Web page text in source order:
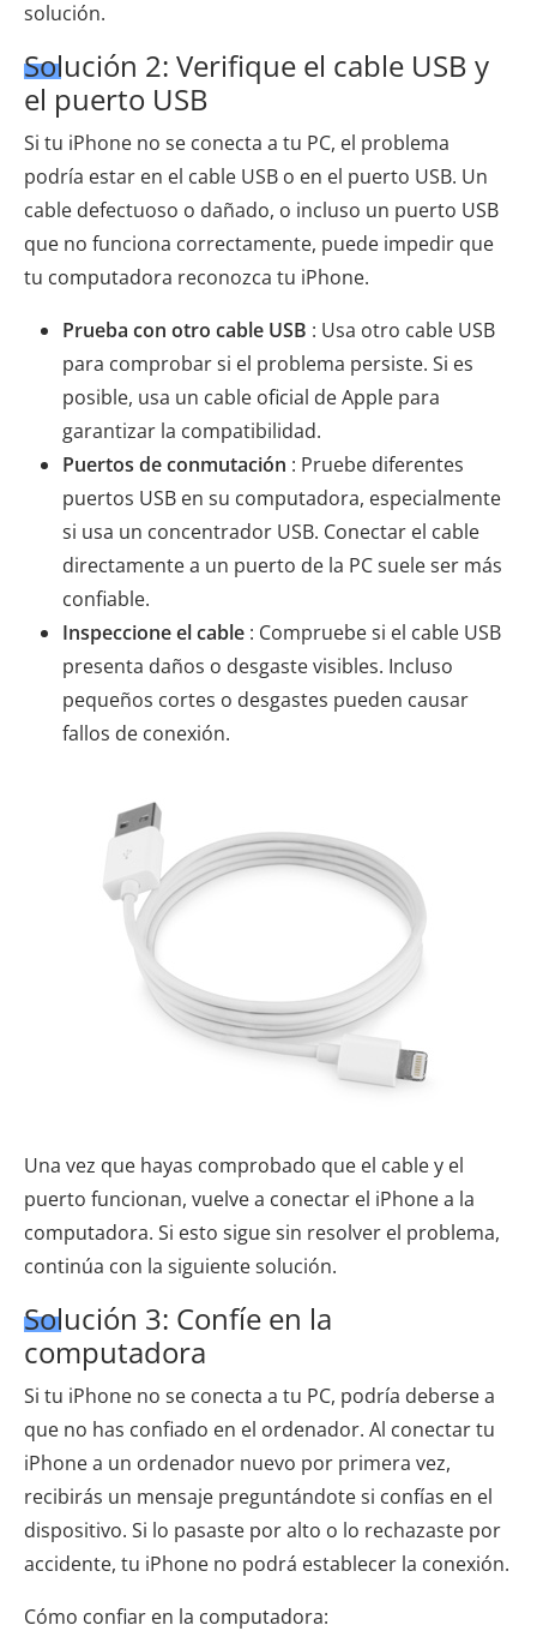
solución.
Solución 2: Verifique el cable USB y
el puerto USB
Si tu iPhone no se conecta a tu PC, el problema
podría estar en el cable USB o en el puerto USB. Un
cable defectuoso o dañado, o incluso un puerto USB
que no funciona correctamente, puede impedir que
tu computadora reconozca tu iPhone.
Prueba con otro cable USB : Usa otro cable USB
para comprobar si el problema persiste. Si es
posible, usa un cable oficial de Apple para
garantizar la compatibilidad.
Puertos de conmutación : Pruebe diferentes
puertos USB en su computadora, especialmente
si usa un concentrador USB. Conectar el cable
directamente a un puerto de la PC suele ser más
confiable.
Inspeccione el cable : Compruebe si el cable USB
presenta daños o desgaste visibles. Incluso
pequeños cortes o desgastes pueden causar
fallos de conexión.
Una vez que hayas comprobado que el cable y el
puerto funcionan, vuelve a conectar el iPhone a la
computadora. Si esto sigue sin resolver el problema,
continúa con la siguiente solución.
Solución 3: Confíe en la
computadora
Si tu iPhone no se conecta a tu PC, podría deberse a
que no has confiado en el ordenador. Al conectar tu
iPhone a un ordenador nuevo por primera vez,
recibirás un mensaje preguntándote si confías en el
dispositivo. Si lo pasaste por alto o lo rechazaste por
accidente, tu iPhone no podrá establecer la conexión.
Cómo confiar en la computadora: